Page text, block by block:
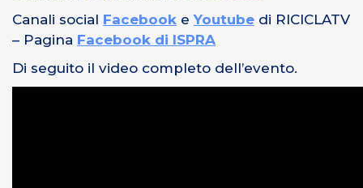
Canali social Facebook eYoutube di RICICLATV
– Pagina Facebook di ISPRA
Di seguito il video completo dell’evento.